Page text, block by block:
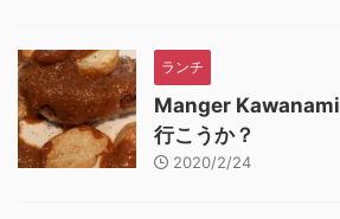
ランチ
Manger Kawanami
行こうか？
2020/2/24